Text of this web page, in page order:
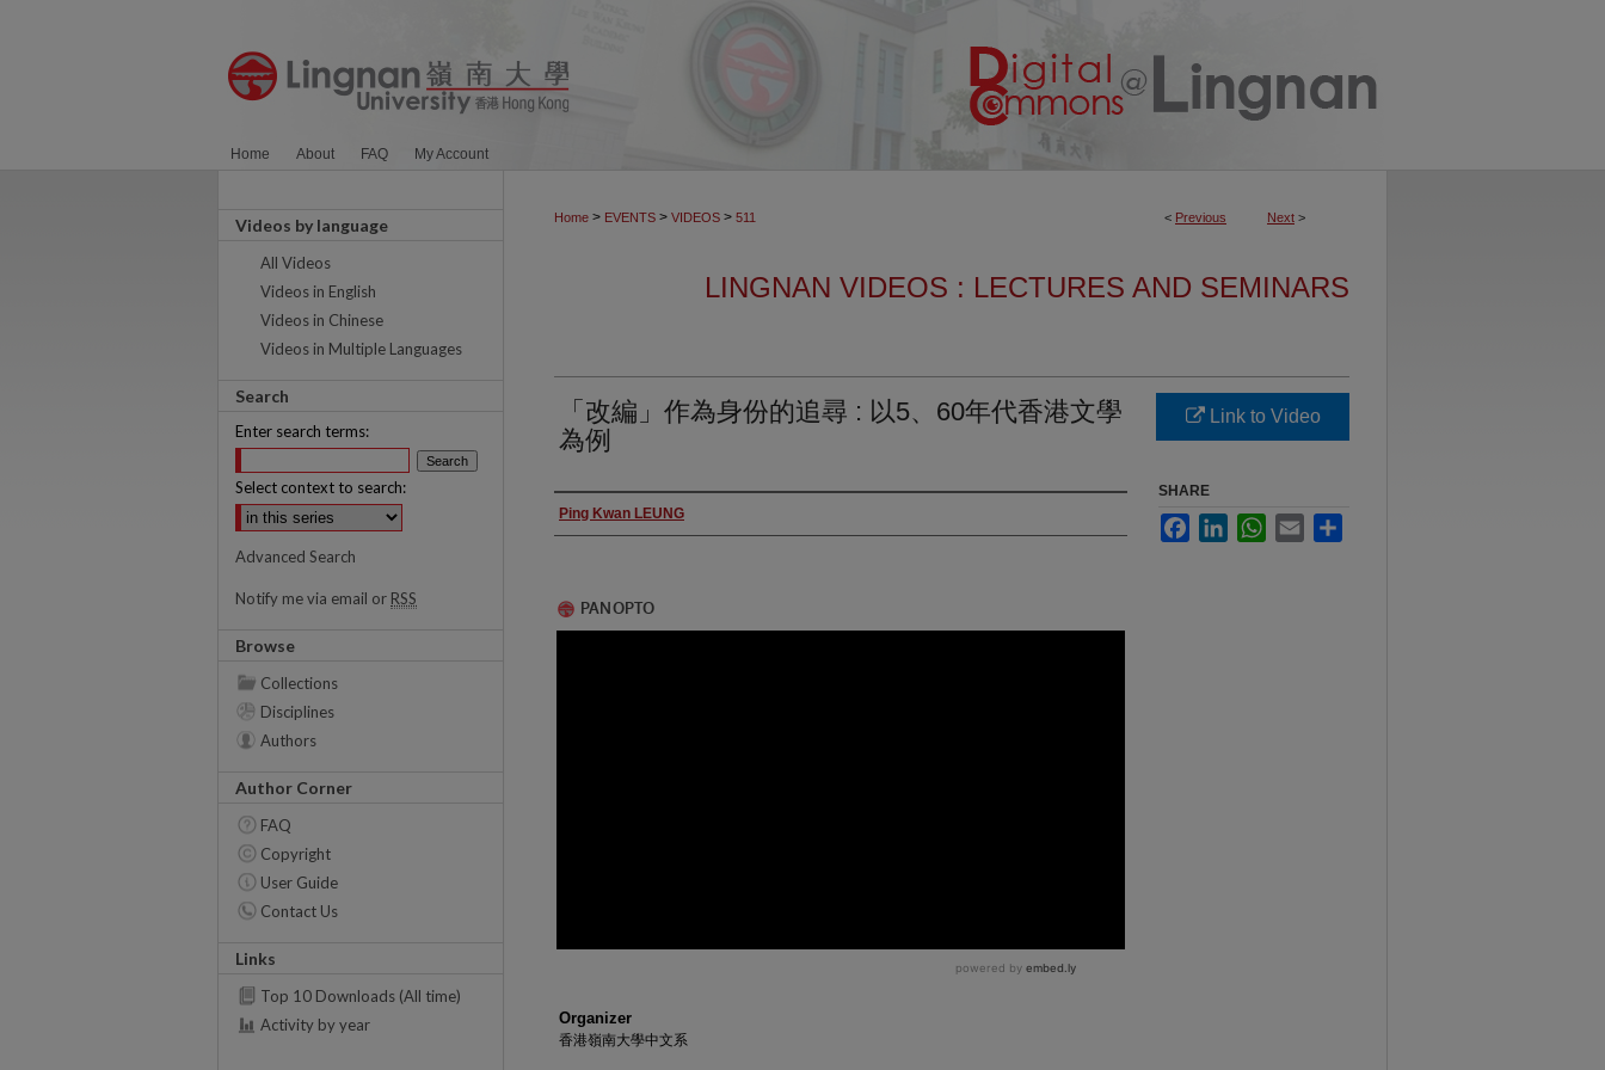
Home About FAQ My Account
< Previous Next >
Home > EVENTS > VIDEOS > 511
LINGNAN VIDEOS : LECTURES AND SEMINARS
「改編」作為身份的追尋 : 以5、60年代香港文學
為例
Authors
Ping Kwan LEUNG
Organizer
香港嶺南大學中文系
Link to Video
SHARE
FacebookLinkedInWhatsApp
Email
Videos by language
All Videos
Videos in English
Videos in Chinese
Videos in Multiple Languages
Search
Enter search terms:
Select context to search:
Advanced Search
Notify me via email or RSS
Browse
Collections
Disciplines
Authors
Author Corner
FAQ
Copyright
User Guide
Contact Us
Links
Top 10 Downloads (All time)
Activity by year